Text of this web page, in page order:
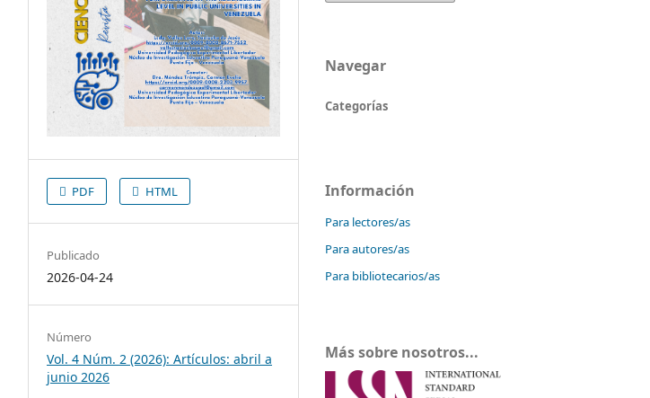
PDF HTML
Publicado
2026-04-24
Número
Vol. 4 Núm. 2 (2026): Artículos: abril a
junio 2026
Navegar
Categorías
Información
Para lectores/as
Para autores/as
Para bibliotecarios/as
Más sobre nosotros...